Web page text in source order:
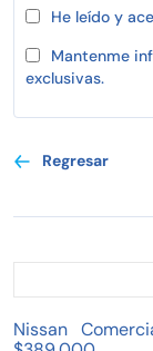
He leído y
Mantenme
exclusivas.
Regresar
Nissan